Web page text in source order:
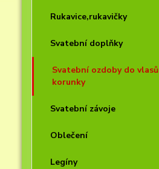
Rukavice,rukavičky
Svatební doplňky
Svatební ozdoby do vlasů
korunky
Svatební závoje
Oblečení
Legíny